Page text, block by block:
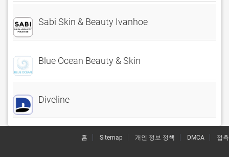
Sabi Skin & Beauty Ivanhoe
Blue Ocean Beauty & Skin
Diveline
홈 Sitemap 개인 정보 정책 DMCA 접촉